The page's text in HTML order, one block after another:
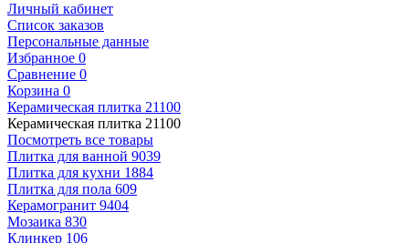
Личный кабинет
Список заказов
Персональные данные
Избранное 0
Сравнение 0
Корзина 0
Керамическая плитка 21100
Керамическая плитка 21100
Посмотреть все товары
Плитка для ванной 9039
Плитка для кухни 1884
Плитка для пола 609
Керамогранит 9404
Мозаика 830
Клинкер 106